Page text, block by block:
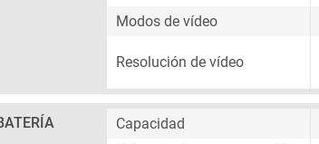
Modos de vídeo
Resolución de vídeo
Capacidad